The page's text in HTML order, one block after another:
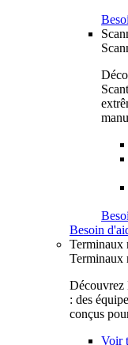
Besoin
Terminaux
Terminaux
Découvrez
: des
conçus
Voir